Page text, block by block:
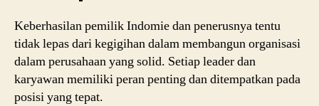
Keberhasilan pemilik Indomie dan penerusnya tentu
tidak lepas dari kegigihan dalam membangun organisasi
dalam perusahaan yang solid. Setiap leader dan
karyawan memiliki peran penting dan ditempatkan pada
posisi yang tepat.